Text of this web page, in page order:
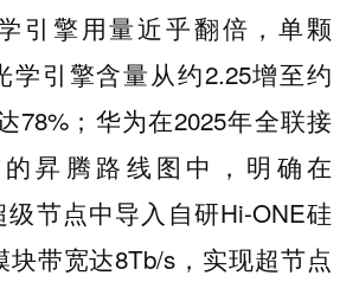
引擎用量近乎翻倍，单颗
学引擎含量从约2.25增至约
78%；华为在2025年全联接
昇腾路线图中，明确在
级节点中导入自研Hi-ONE硅
带宽达8Tb/s，实现超节点